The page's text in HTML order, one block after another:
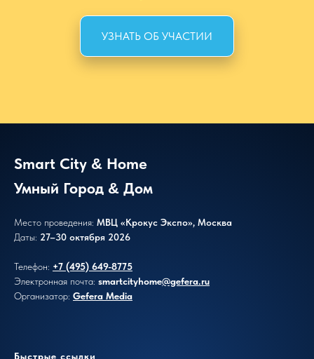
УЗНАТЬ ОБ УЧАСТИИ
Smart City & Home
Умный Город & Дом
Место проведения: МВЦ «Крокус Экспо», Москва
Даты: 27–30 октября 2026
Телефон: +7 (495) 649-8775
Электронная почта: smartcityhome@gefera.ru
Организатор: Gefera Media
Быстрые ссылки